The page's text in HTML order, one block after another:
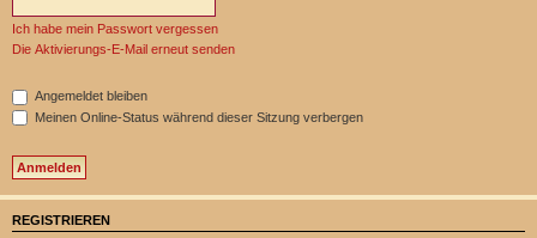
Ich habe mein Passwort vergessen
Die Aktivierungs-E-Mail erneut senden
Angemeldet bleiben
Meinen Online-Status während dieser Sitzung verbergen
REGISTRIEREN